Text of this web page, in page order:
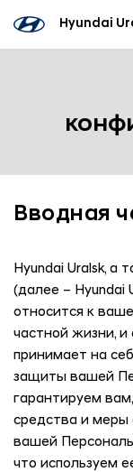
Hyundai
Вводная
Hyundai Uralsk, а
(далее – Hyundai
относится к
частной жизни,
принимает на
защиты вашей
гарантируем
средства и меры
вашей
что используем